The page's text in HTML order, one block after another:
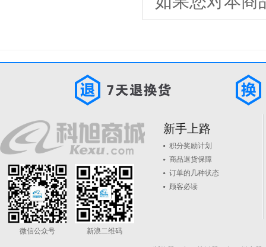
微信公众号 新浪二维码
新手上路
积分奖励计划
商品退货保障
订单的几种状态
顾客必读